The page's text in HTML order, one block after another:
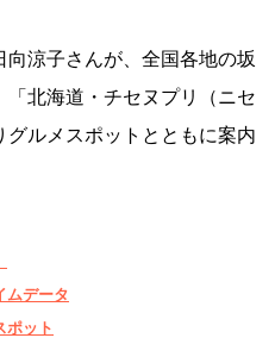
涼子さんが、全国各地の坂
北海道・チセヌプリ（ニセ
ルメスポットとともに案内
ムデータ
ポット